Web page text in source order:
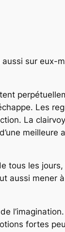
sur eux-
Les
La
tous les
aussi mener
fortes